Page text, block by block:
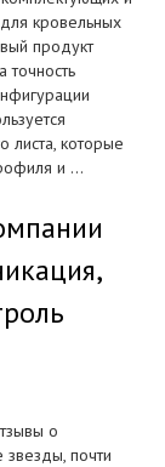
кровельных
продукт
точность
листа, которые
и ...
о
почти